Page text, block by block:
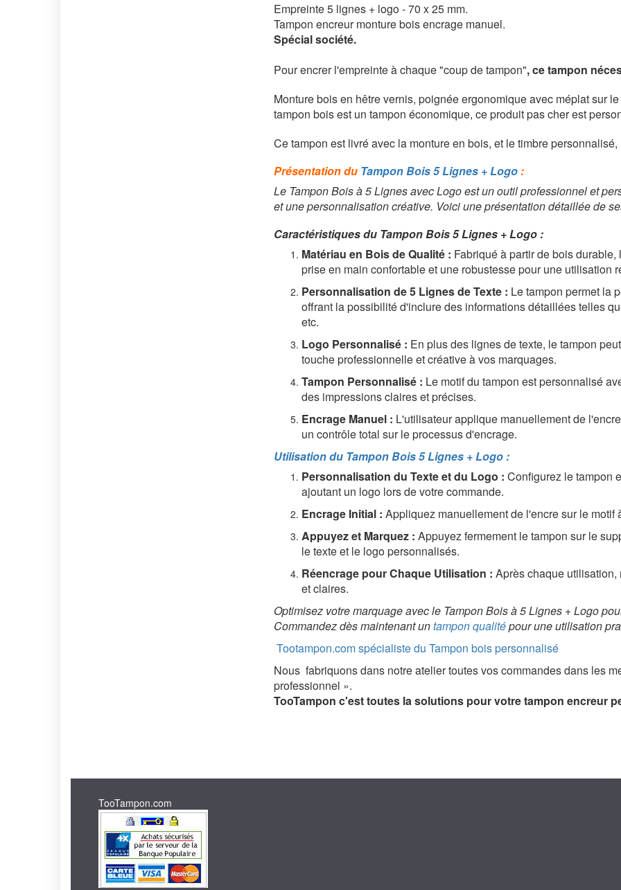
Empreinte 5 lignes + logo - 70 x 25 mm.
Tampon encreur monture bois encrage manuel.
Spécial société.
Pour encrer l'empreinte à chaque "coup de tampon", ce tampon
Monture bois en hêtre vernis, poignée ergonomique avec méplat sur
tampon bois est un tampon économique, ce produit pas cher est
Ce tampon est livré avec la monture en bois, et le timbre
Présentation du Tampon Bois 5 Lignes + Logo:
Le Tampon Bois à 5 Lignes avec Logo est un outil professionnel et
et une personnalisation créative. Voici une présentation détaillée de
Caractéristiques du Tampon Bois 5 Lignes + Logo :
Matériau en Bois de Qualité : Fabriqué à partir de bois
prise en main confortable et une robustesse pour une utilisation
Personnalisation de 5 Lignes de Texte : Le tampon permet la
offrant la possibilité d'inclure des informations détaillées telles
etc.
Logo Personnalisé : En plus des lignes de texte, le tampon
touche professionnelle et créative à vos marquages.
Tampon Personnalisé : Le motif du tampon est personnalisé
des impressions claires et précises.
Encrage Manuel : L'utilisateur applique manuellement de
un contrôle total sur le processus d'encrage.
Utilisation du Tampon Bois 5 Lignes + Logo :
Personnalisation du Texte et du Logo : Configurez le tampon
ajoutant un logo lors de votre commande.
Encrage Initial : Appliquez manuellement de l'encre sur le motif
Appuyez et Marquez : Appuyez fermement le tampon sur le
le texte et le logo personnalisés.
Réencrage pour Chaque Utilisation : Après chaque
et claires.
Optimisez votre marquage avec le Tampon Bois à 5 Lignes + Logo
Commandez dès maintenant untampon qualitépour une utilisation
Tootampon.com spécialiste du Tampon bois personnalisé
Nous fabriquons dans notre atelier toutes vos commandes dans les
professionnel ».
TooTampon c'est toutes la solutions pour votre tampon encreur
TooTampon.com